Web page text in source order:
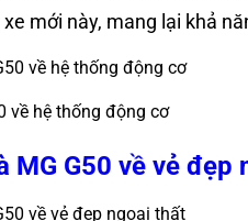
mới này, mang lại khả
về hệ thống động cơ
MG G50 về vẻ đẹp